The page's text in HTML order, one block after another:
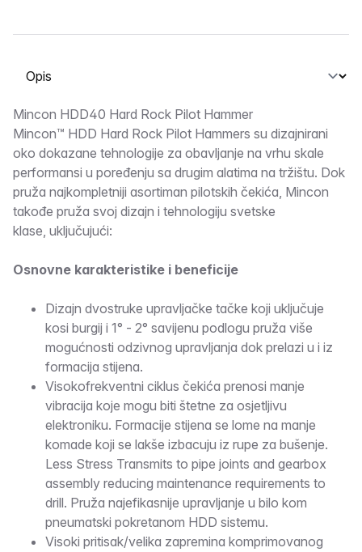
Odaberite karticu
Opis
Mincon HDD40 Hard Rock Pilot Hammer
Mincon™ HDD Hard Rock Pilot Hammers su dizajnirani
oko dokazane tehnologije za obavljanje na vrhu skale
performansi u poređenju sa drugim alatima na tržištu. Dok
pruža najkompletniji asortiman pilotskih čekića, Mincon
takođe pruža svoj dizajn i tehnologiju svetske
klase, uključujući:
Osnovne karakteristike i beneficije
Dizajn dvostruke upravljačke tačke koji uključuje
kosi burgij i 1° - 2° savijenu podlogu pruža više
mogućnosti odzivnog upravljanja dok prelazi u i iz
formacija stijena.
Visokofrekventni ciklus čekića prenosi manje
vibracija koje mogu biti štetne za osjetljivu
elektroniku. Formacije stijena se lome na manje
komade koji se lakše izbacuju iz rupe za bušenje.
Less Stress Transmits to pipe joints and gearbox
assembly reducing maintenance requirements to
drill. Pruža najefikasnije upravljanje u bilo kom
pneumatski pokretanom HDD sistemu.
Visoki pritisak/velika zapremina komprimovanog